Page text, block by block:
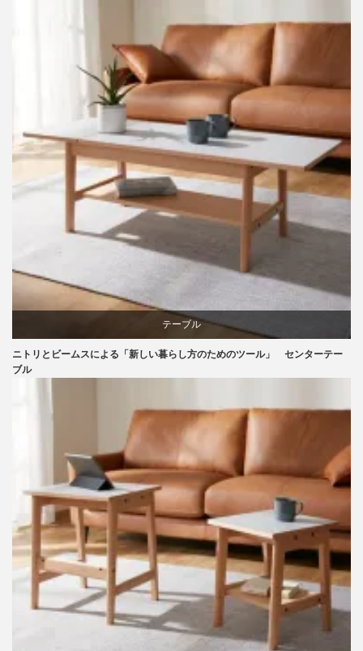
家具
椅子
テーブル
ビーチ
ライフスタイル
家具
ニトリとビームスによる「新しい暮らし方のためのツール」 センターテー
ブル